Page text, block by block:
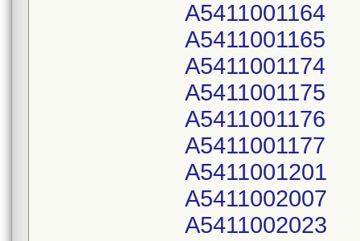
A5411001164
A5411001165
A5411001174
A5411001175
A5411001176
A5411001177
A5411001201
A5411002007
A5411002023